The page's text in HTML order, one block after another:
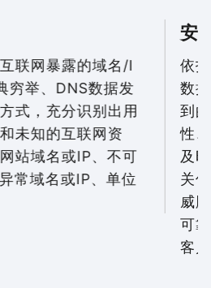
联网暴露的域名/I
穷举、DNS数据发
式，充分识别出用
未知的互联网资
站域名或IP、不可
常域名或IP、单位
安
依
数
到
性
及
关
威
可
客